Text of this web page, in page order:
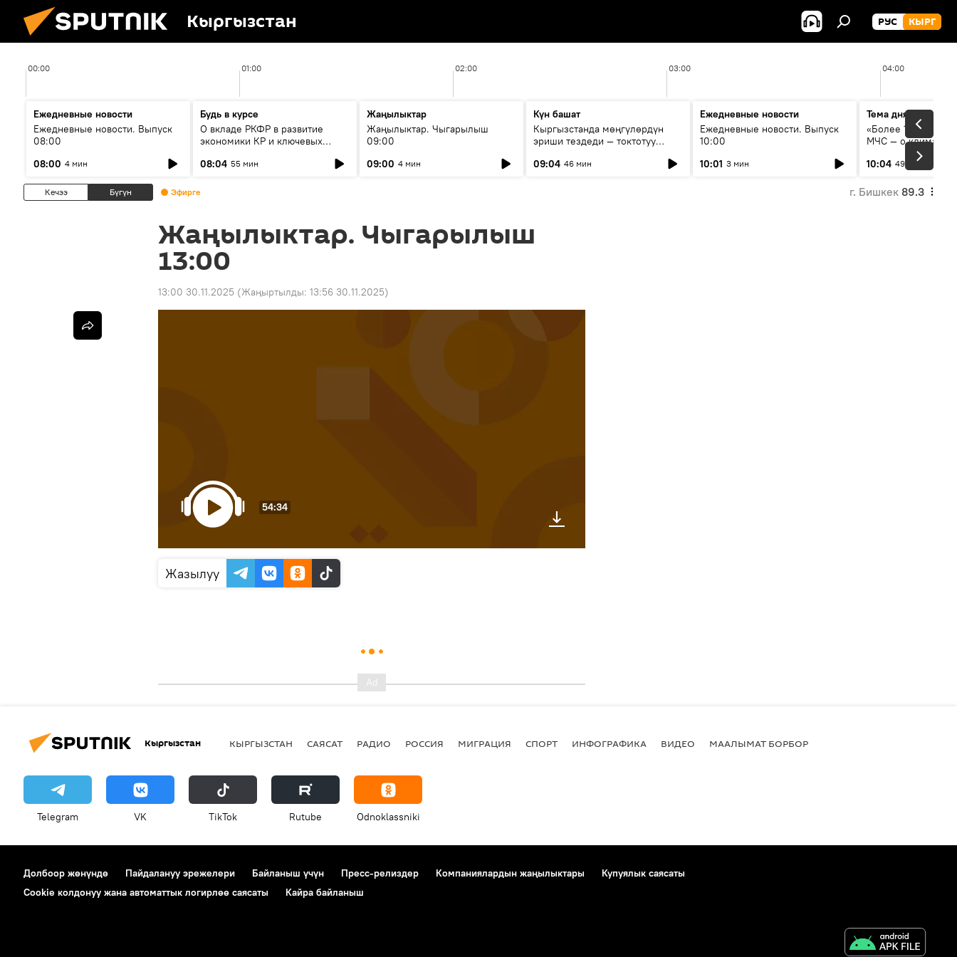
Кыргызстан РУС КЫРГ
00:00 01:00 02:00 03:00 04:00
Ежедневные новости
Ежедневные новости. Выпуск
08:00
08:00 4 мин
Будь в курсе
О вкладе РКФР в развитие
экономики КР и ключевых
08:04 55 мин
Жаңылыктар
Жаңылыктар. Чыгарылыш
09:00
09:00 4 мин
Күн башат
Кыргызстанда мөңгүлөрдүн
эриши тездеди — токтотуу
09:04 46 мин
Ежедневные новости
Ежедневные новости. Выпуск
10:00
10:01 3 мин
Тема дня
«Более 1200 сёл в
МЧС — о климате,
системе
населения
10:04 49 мин
Кечээ Бүгүн Эфирге г. Бишкек 89.3
Жаңылыктар. Чыгарылыш
13:00
13:00 30.11.2025 (Жаңыртылды: 13:56 30.11.2025)
54:34
Жазылуу
Кыргызстан КЫРГЫЗСТАН САЯСАТ РАДИО РОССИЯ МИГРАЦИЯ СПОРТ ИНФОГРАФИКА ВИДЕО МААЛЫМАТ БОРБОР
Telegram VK ТikТоk Rutube Odnoklassniki
Долбоор жөнүндө Пайдалануу эрежелери Байланыш үчүн Пресс-релиздер Компаниялардын жаңылыктары
Купуялык саясаты
Cookie колдонуу жана автоматтык логирлөө саясаты
Кайра байланыш